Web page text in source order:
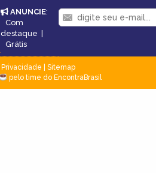
ANUNCIE:
Com
destaque |
Grátis
Privacidade
Sitemap
pelo time do EncontraBrasil